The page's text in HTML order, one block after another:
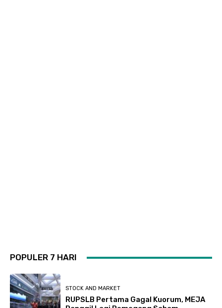
POPULER 7 HARI
STOCK AND MARKET
RUPSLB Pertama Gagal Kuorum, MEJA